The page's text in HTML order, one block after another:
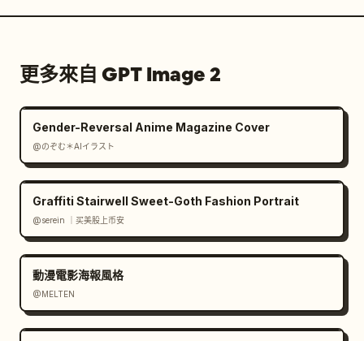
更多來自 GPT Image 2
Gender-Reversal Anime Magazine Cover
@のぞむ＊AIイラスト
Graffiti Stairwell Sweet-Goth Fashion Portrait
@serein ｜买美股上币安
動漫電影海報風格
@MELTEN